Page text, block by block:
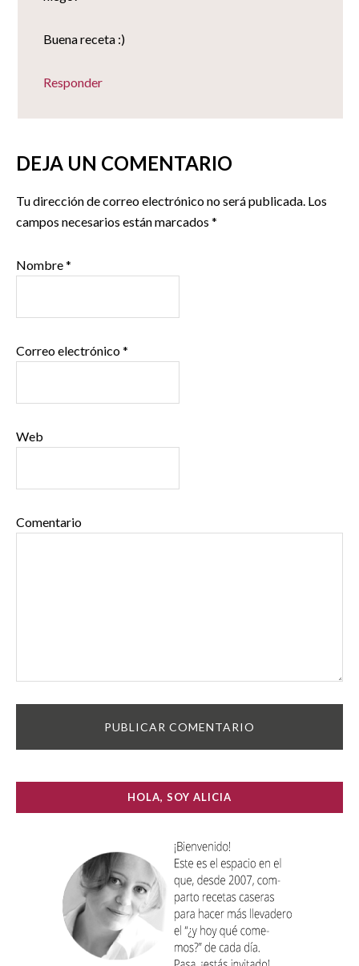
Buena receta :)
Responder
DEJA UN COMENTARIO
Tu dirección de correo electrónico no será publicada. Los
campos necesarios están marcados *
Nombre*
Correo electrónico*
Web
Comentario
HOLA, SOY ALICIA